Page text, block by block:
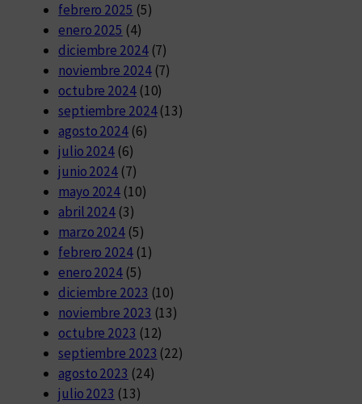
febrero 2025 (5)
enero 2025 (4)
diciembre 2024(7)
noviembre 2024(7)
octubre 2024(10)
septiembre 2024(13)
agosto 2024(6)
julio 2024 (6)
junio 2024 (7)
mayo 2024 (10)
abril 2024 (3)
marzo 2024 (5)
febrero 2024(1)
enero 2024 (5)
diciembre 2023 (10)
noviembre 2023 (13)
octubre 2023 (12)
septiembre 2023 (22)
agosto 2023 (24)
julio 2023 (13)